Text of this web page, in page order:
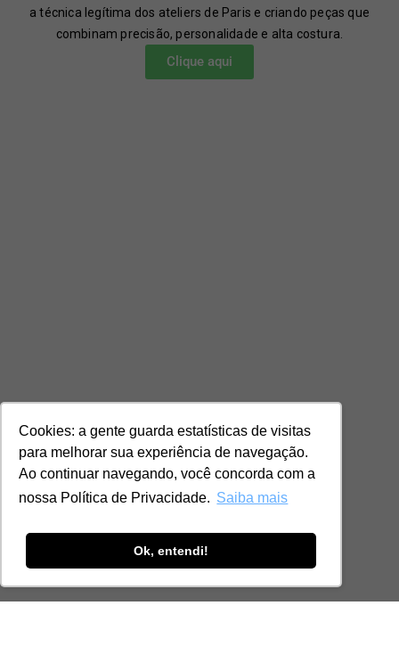
Cookies: a gente guarda estatísticas de visitas
para melhorar sua experiência de navegação.
Ao continuar navegando, você concorda com a
nossa Política de Privacidade. Saiba mais
Ok, entendi!
a técnica legítima dos ateliers de Paris e criando peças que
combinam precisão, personalidade e alta costura.
Clique aqui